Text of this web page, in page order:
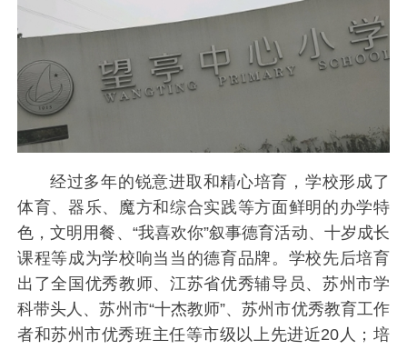
经过多年的锐意进取和精心培育，学校形成了
体育、器乐、魔方和综合实践等方面鲜明的办学特
色，文明用餐、“我喜欢你”叙事德育活动、十岁成长
课程等成为学校响当当的德育品牌。学校先后培育
出了全国优秀教师、江苏省优秀辅导员、苏州市学
科带头人、苏州市“十杰教师”、苏州市优秀教育工作
者和苏州市优秀班主任等市级以上先进近20人；培